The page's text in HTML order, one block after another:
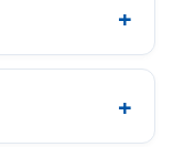
+
+